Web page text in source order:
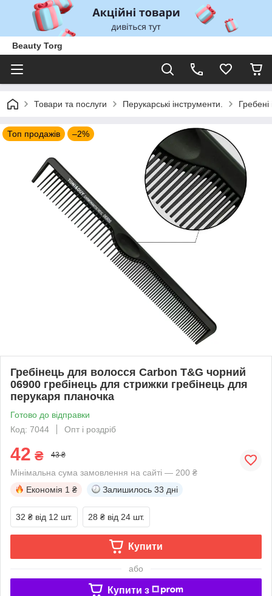
Beauty Torg
Товари та послуги Перукарські інструменти. Гребені
Топ продажів –2%
Гребінець для волосся Carbon T&G чорний
06900 гребінець для стрижки гребінець для
перукаря планочка
Готово до відправки
Код: 7044
Опт і роздріб
42 ₴ 43 ₴
Мінімальна сума замовлення на сайті — 200 ₴
Економія 1 ₴ Залишилось 33 дні
32 ₴ від 12 шт. 28 ₴ від 24 шт.
Купити
або
Купити з